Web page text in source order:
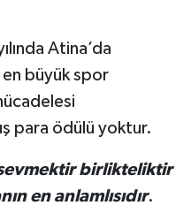
Atina’da
en büyük spor
para ödülü yoktur.
sevmektir birlikteliktir
en anlamlısıdır.